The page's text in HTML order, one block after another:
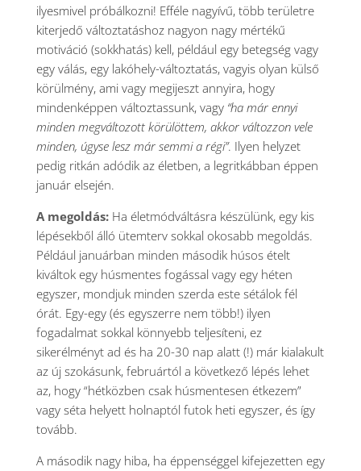
ilyesmivel próbálkozni! Efféle nagyívű, több területre
kiterjedő változtatáshoz nagyon nagy mértékű
motiváció (sokkhatás) kell, például egy betegség vagy
egy válás, egy lakóhely-változtatás, vagyis olyan külső
körülmény, ami vagy megijeszt annyira, hogy
mindenképpen változtassunk, vagy “ha már ennyi
minden megváltozott körülöttem, akkor változzon vele
minden, úgyse lesz már semmi a régi”. Ilyen helyzet
pedig ritkán adódik az életben, a legritkábban éppen
január elsején.
A megoldás: Ha életmódváltásra készülünk, egy kis
lépésekből álló ütemterv sokkal okosabb megoldás.
Például januárban minden második húsos ételt
kiváltok egy húsmentes fogással vagy egy héten
egyszer, mondjuk minden szerda este sétálok fél
órát. Egy-egy (és egyszerre nem több!) ilyen
fogadalmat sokkal könnyebb teljesíteni, ez
sikerélményt ad és ha 20-30 nap alatt (!) már kialakult
az új szokásunk, februártól a következő lépés lehet
az, hogy “hétközben csak húsmentesen étkezem”
vagy séta helyett holnaptól futok heti egyszer, és így
tovább.
A második nagy hiba, ha éppenséggel kifejezetten egy